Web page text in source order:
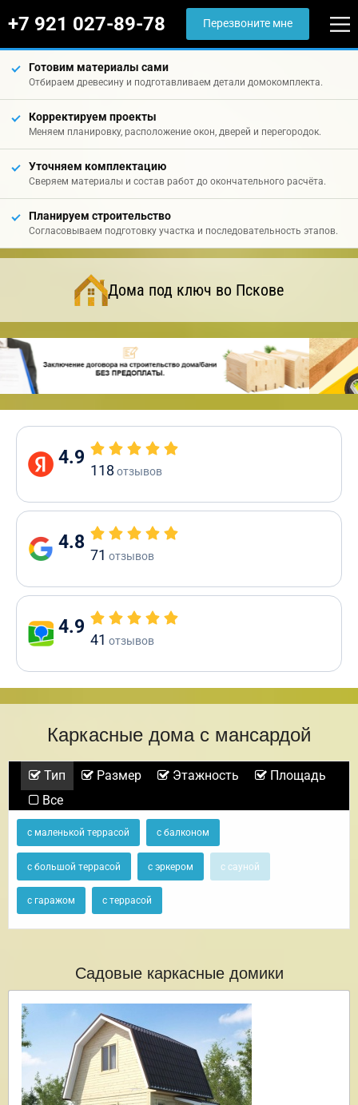
+7 921 027-89-78 Перезвоните мне
Готовим материалы сами
Отбираем древесину и подготавливаем детали домокомплекта.
Корректируем проекты
Меняем планировку, расположение окон, дверей и перегородок.
Уточняем комплектацию
Сверяем материалы и состав работ до окончательного расчёта.
Планируем строительство
Согласовываем подготовку участка и последовательность этапов.
Дома под ключ во Пскове
4.9
118 отзывов
4.8
71 отзывов
4.9
41 отзывов
Каркасные дома с мансардой
Тип Размер Этажность
Площадь
Все
с маленькой террасой с балконом
с большой террасой с эркером с сауной
с гаражом с террасой
Садовые каркасные домики